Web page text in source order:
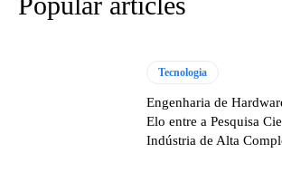
Tecnologia
Engenharia de
Elo entre a Pesquisa
Indústria de Alta